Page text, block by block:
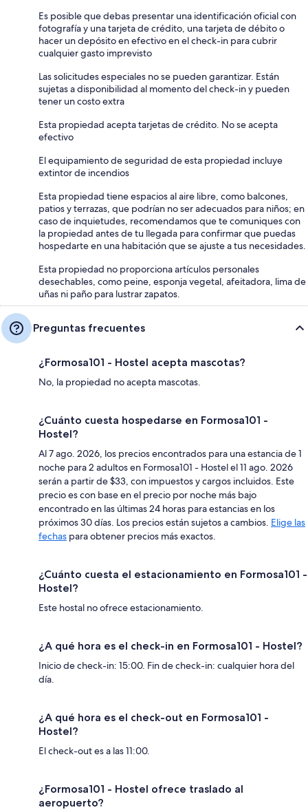
Es posible que debas presentar una identificación oficial con
fotografía y una tarjeta de crédito, una tarjeta de débito o
hacer un depósito en efectivo en el check-in para cubrir
cualquier gasto imprevisto
Las solicitudes especiales no se pueden garantizar. Están
sujetas a disponibilidad al momento del check-in y pueden
tener un costo extra
Esta propiedad acepta tarjetas de crédito. No se acepta
efectivo
El equipamiento de seguridad de esta propiedad incluye
extintor de incendios
Esta propiedad tiene espacios al aire libre, como balcones,
patios y terrazas, que podrían no ser adecuados para niños; en
caso de inquietudes, recomendamos que te comuniques con
la propiedad antes de tu llegada para confirmar que puedas
hospedarte en una habitación que se ajuste a tus necesidades.
Esta propiedad no proporciona artículos personales
desechables, como peine, esponja vegetal, afeitadora, lima de
uñas ni paño para lustrar zapatos.
Preguntas frecuentes
¿Formosa101 - Hostel acepta mascotas?
No, la propiedad no acepta mascotas.
¿Cuánto cuesta hospedarse en Formosa101 -
Hostel?
Al 7 ago. 2026, los precios encontrados para una estancia de 1
noche para 2 adultos en Formosa101 - Hostel el 11 ago. 2026
serán a partir de $33, con impuestos y cargos incluidos. Este
precio es con base en el precio por noche más bajo
encontrado en las últimas 24 horas para estancias en los
próximos 30 días. Los precios están sujetos a cambios. Elige las
fechas para obtener precios más exactos.
¿Cuánto cuesta el estacionamiento en Formosa101 -
Hostel?
Este hostal no ofrece estacionamiento.
¿A qué hora es el check-in en Formosa101 - Hostel?
Inicio de check-in: 15:00. Fin de check-in: cualquier hora del
día.
¿A qué hora es el check-out en Formosa101 -
Hostel?
El check-out es a las 11:00.
¿Formosa101 - Hostel ofrece traslado al
aeropuerto?